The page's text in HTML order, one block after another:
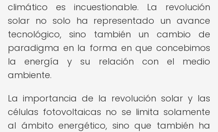
climático es incuestionable. La revolución
solar no solo ha representado un avance
tecnológico, sino también un cambio de
paradigma en la forma en que concebimos
la energía y su relación con el medio
ambiente.
La importancia de la revolución solar y las
células fotovoltaicas no se limita solamente
al ámbito energético, sino que también ha